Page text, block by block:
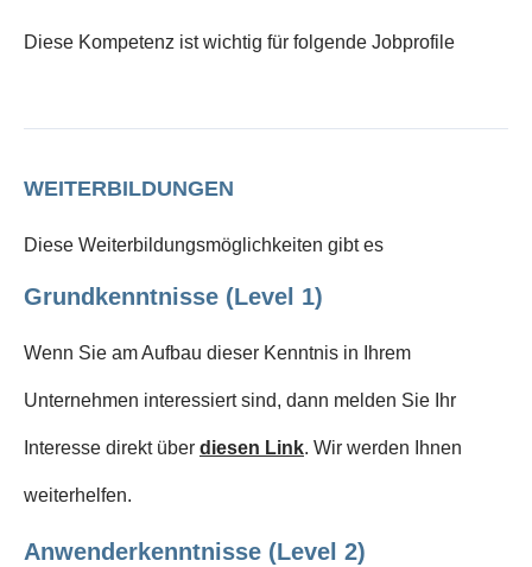
Diese Kompetenz ist wichtig für folgende Jobprofile
WEITERBILDUNGEN
Diese Weiterbildungsmöglichkeiten gibt es
Grundkenntnisse (Level 1)
Wenn Sie am Aufbau dieser Kenntnis in Ihrem
Unternehmen interessiert sind, dann melden Sie Ihr
Interesse direkt über diesen Link. Wir werden Ihnen
weiterhelfen.
Anwenderkenntnisse (Level 2)